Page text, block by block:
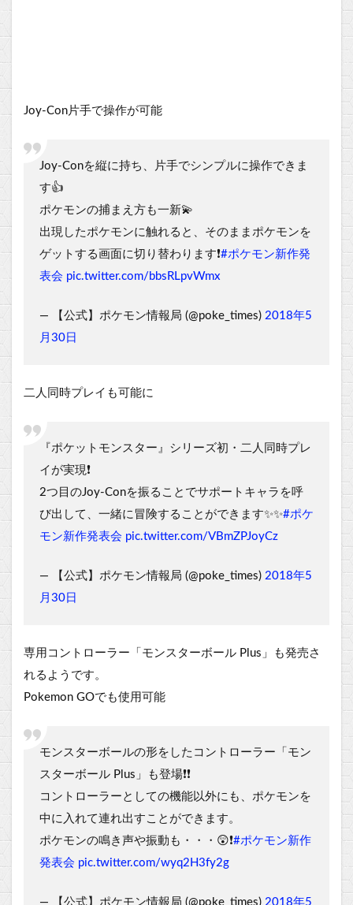
Joy-Con片手で操作が可能
Joy-Conを縦に持ち、片手でシンプルに操作できま
す👍
ポケモンの捕まえ方も一新💫
出現したポケモンに触れると、そのままポケモンを
ゲットする画面に切り替わります❗#ポケモン新作発
表会 pic.twitter.com/bbsRLpvWmx
— 【公式】ポケモン情報局 (@poke_times) 2018年5
月30日
二人同時プレイも可能に
『ポケットモンスター』シリーズ初・二人同時プレ
イが実現❗
2つ目のJoy-Conを振ることでサポートキャラを呼
び出して、一緒に冒険することができます✨✨#ポケ
モン新作発表会 pic.twitter.com/VBmZPJoyCz
— 【公式】ポケモン情報局 (@poke_times) 2018年5
月30日
専用コントローラー「モンスターボール Plus」も発売さ
れるようです。
Pokemon GOでも使用可能
モンスターボールの形をしたコントローラー「モン
スターボール Plus」も登場❗️❗️
コントローラーとしての機能以外にも、ポケモンを
中に入れて連れ出すことができます。
ポケモンの鳴き声や振動も・・・😲❗️#ポケモン新作
発表会 pic.twitter.com/wyq2H3fy2g
— 【公式】ポケモン情報局 (@poke_times) 2018年5